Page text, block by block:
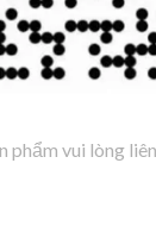
vui lòng